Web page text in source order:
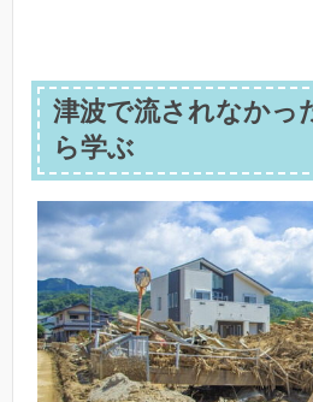
津波で流されなかっ
ら学ぶ